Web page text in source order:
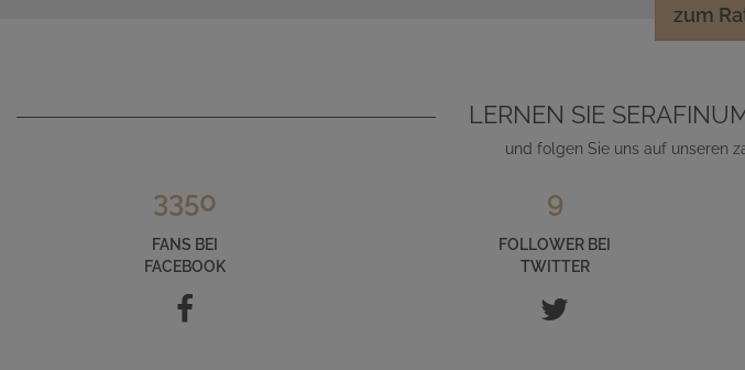
zum
LERNEN SIE
und folgen Sie uns auf unseren
3350
FANS BEI
FACEBOOK
9
FOLLOWER BEI
TWITTER